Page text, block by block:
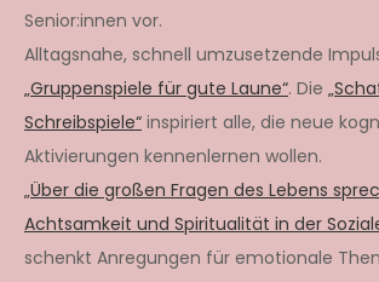
Senior:innen vor.
Alltagsnahe, schnell umzusetzende
„Gruppenspiele für gute Laune“. Die
Schreibspiele“ inspiriert alle, die neue
Aktivierungen kennenlernen wollen.
„Über die großen Fragen des Lebens
Achtsamkeit und Spiritualität in der
schenkt Anregungen für emotionale